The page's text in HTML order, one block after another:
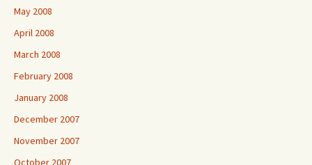
May 2008
April 2008
March 2008
February 2008
January 2008
December 2007
November 2007
October 2007